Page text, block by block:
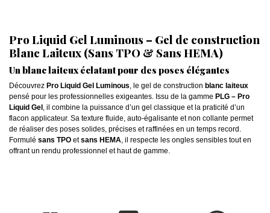
Pro Liquid Gel Luminous – Gel de construction
Blanc Laiteux (Sans TPO & Sans HEMA)
Un blanc laiteux éclatant pour des poses élégantes
Découvrez Pro Liquid Gel Luminous, le gel de construction blanc laiteux
pensé pour les professionnelles exigeantes. Issu de la gamme PLG – Pro
Liquid Gel , il combine la puissance d’un gel classique et la praticité d’un
flacon applicateur. Sa texture fluide, auto-égalisante et non collante permet
de réaliser des poses solides, précises et raffinées en un temps record.
Formulé sans TPO etsans HEMA, il respecte les ongles sensibles tout en
offrant un rendu professionnel et haut de gamme.